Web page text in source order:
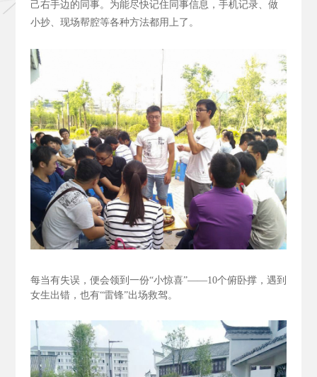
己右手边的同事。为能尽快记住同事信息，手机记录、做
小抄、现场帮腔等各种方法都用上了。
每当有失误，便会领到一份“小惊喜”——10个俯卧撑，遇到
女生出错，也有“雷锋”出场救驾。